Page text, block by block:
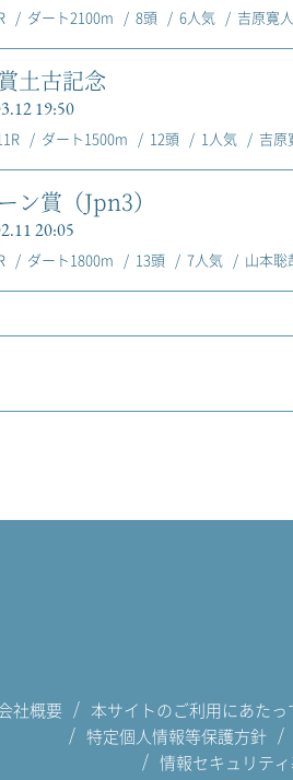
ダート2100m 8頭 6人気 吉原寛
土古記念
19:50
ダート1500m 12頭 1人気 吉原
ン賞（Jpn3）
20:05
ダート1800m 13頭 7人気 山本聡
社概要 本サイトのご利用にあたっ
特定個人情報等保護方針
情報セキュリテ